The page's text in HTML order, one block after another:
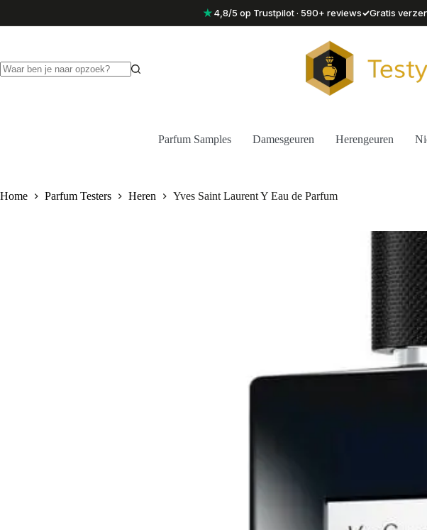
★4,8/5 op Trustpilot · 590+ reviews✓Gratis
Parfum Samples Damesgeuren Herengeuren
Home Parfum Testers Heren Yves Saint Laurent Y Eau de Parfum